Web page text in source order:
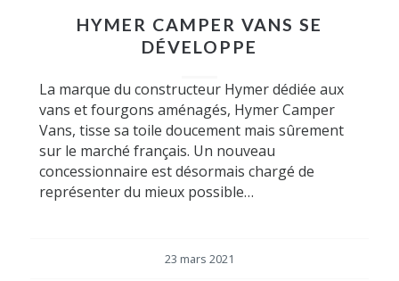
HYMER CAMPER VANS SE
DÉVELOPPE
La marque du constructeur Hymer dédiée aux
vans et fourgons aménagés, Hymer Camper
Vans, tisse sa toile doucement mais sûrement
sur le marché français. Un nouveau
concessionnaire est désormais chargé de
représenter du mieux possible…
23 mars 2021